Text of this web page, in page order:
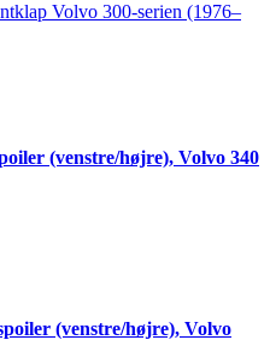
Volvo 300-serien (1976–
(venstre/højre), Volvo 340
(venstre/højre), Volvo